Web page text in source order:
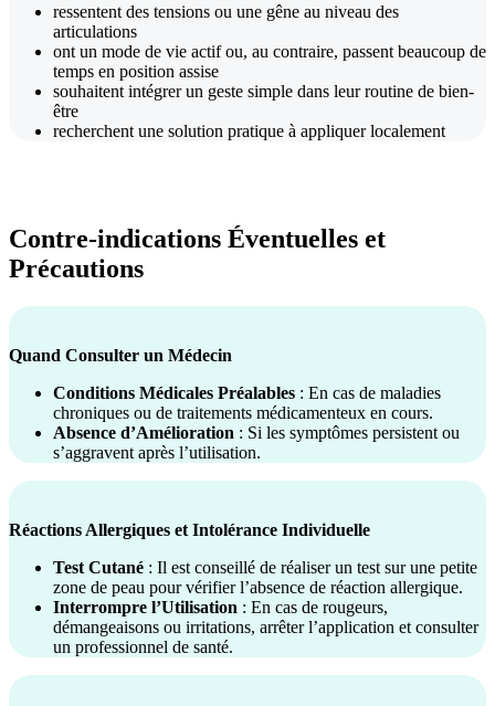
ressentent des tensions ou une gêne au niveau des
articulations
ont un mode de vie actif ou, au contraire, passent beaucoup de
temps en position assise
souhaitent intégrer un geste simple dans leur routine de bien-
être
recherchent une solution pratique à appliquer localement
Contre-indications Éventuelles et
Précautions
Quand Consulter un Médecin
Conditions Médicales Préalables : En cas de maladies
chroniques ou de traitements médicamenteux en cours.
Absence d’Amélioration : Si les symptômes persistent ou
s’aggravent après l’utilisation.
Réactions Allergiques et Intolérance Individuelle
Test Cutané : Il est conseillé de réaliser un test sur une petite
zone de peau pour vérifier l’absence de réaction allergique.
Interrompre l’Utilisation : En cas de rougeurs,
démangeaisons ou irritations, arrêter l’application et consulter
un professionnel de santé.